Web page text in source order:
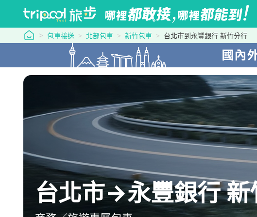
tripool 旅步
包車接送 北部包車 新竹包車 台北市到永豐銀行 新竹分行
台北市→永豐銀行